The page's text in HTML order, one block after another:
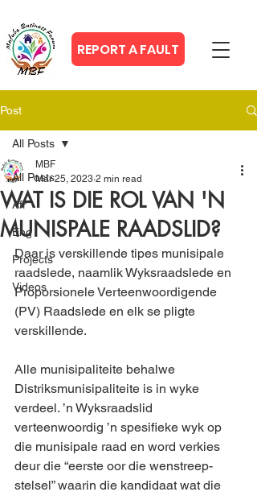
REPORT A FAULT
Post
All Posts
Afr
Eng
Projects
Videos
All Posts
WAT IS DIE ROL VAN 'N
MUNISPALE RAADSLID?
MBF
Mar 25, 2023 2 min read
Daar is verskillende tipes munisipale
raadslede, naamlik Wyksraadslede en
Proporsionele Verteenwoordigende
(PV) Raadslede en elk se pligte
verskillende.
Alle munisipaliteite behalwe
Distriksmunisipaliteite is in wyke
verdeel. ’n Wyksraadslid
verteenwoordig ’n spesifieke wyk op
die munisipale raad en word verkies
deur die “eerste oor die wenstreep-
stelsel” waarin die kandidaat wat die